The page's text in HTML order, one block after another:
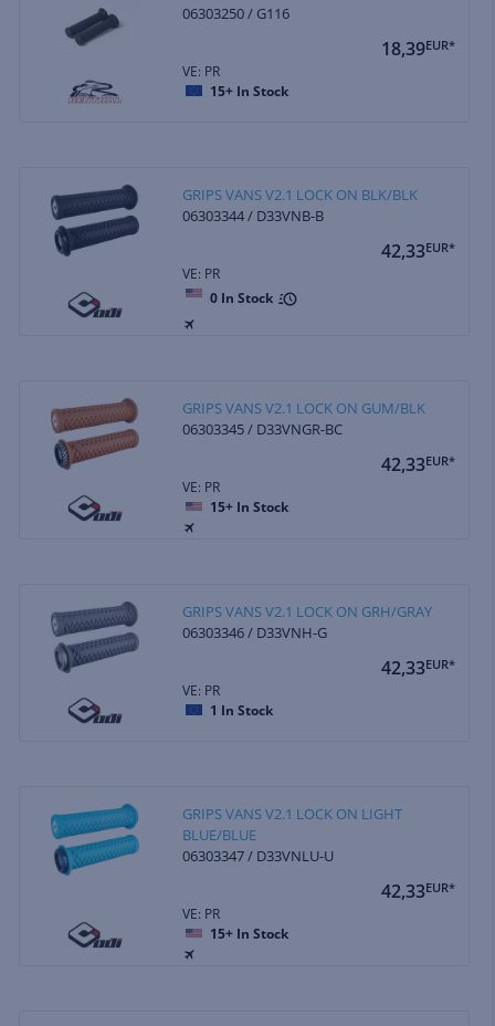
06303250 / G116
18,39EUR*
VE: PR
15+ In Stock
GRIPS VANS V2.1 LOCK ON BLK/BLK
06303344 / D33VNB-B
42,33EUR*
VE: PR
0 In Stock
GRIPS VANS V2.1 LOCK ON GUM/BLK
06303345 / D33VNGR-BC
42,33EUR*
VE: PR
15+ In Stock
GRIPS VANS V2.1 LOCK ON GRH/GRAY
06303346 / D33VNH-G
42,33EUR*
VE: PR
1 In Stock
GRIPS VANS V2.1 LOCK ON LIGHT
BLUE/BLUE
06303347 / D33VNLU-U
42,33EUR*
VE: PR
15+ In Stock